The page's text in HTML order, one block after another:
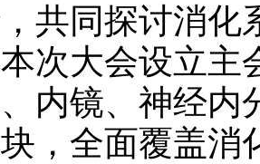
共同探讨消化
次大会设立
内镜、神经内
，全面覆盖消